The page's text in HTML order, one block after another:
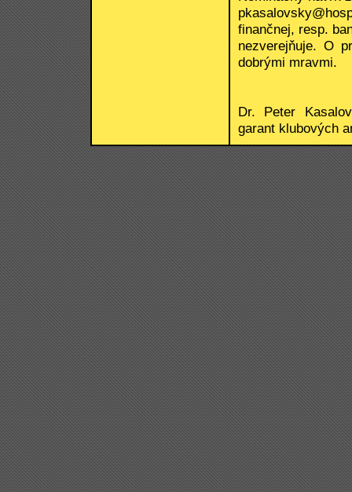
finančnej, resp.
nezverejňuje. O
dobrými mravmi.
Dr. Peter
garant klubových